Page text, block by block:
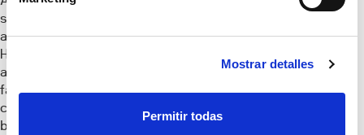
Mostrar detalles
Permitir todas
situados en la
avenida Cardenal
Herrera Oria, junto
a la antigua
fábrica Clesa,
contarán con muy
buenas